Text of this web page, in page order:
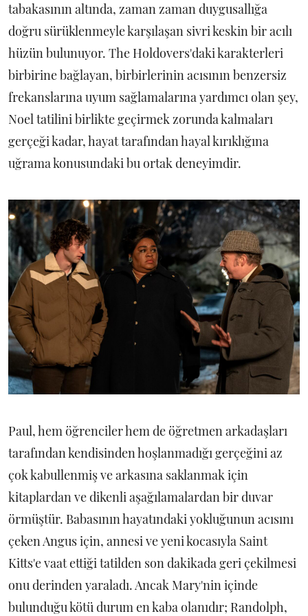
tabakasının altında, zaman zaman duygusallığa
doğru sürüklenmeyle karşılaşan sivri keskin bir acılı
hüzün bulunuyor. The Holdovers'daki karakterleri
birbirine bağlayan, birbirlerinin acısının benzersiz
frekanslarına uyum sağlamalarına yardımcı olan şey,
Noel tatilini birlikte geçirmek zorunda kalmaları
gerçeği kadar, hayat tarafından hayal kırıklığına
uğrama konusundaki bu ortak deneyimdir.
Paul, hem öğrenciler hem de öğretmen arkadaşları
tarafından kendisinden hoşlanmadığı gerçeğini az
çok kabullenmiş ve arkasına saklanmak için
kitaplardan ve dikenli aşağılamalardan bir duvar
örmüştür. Babasının hayatındaki yokluğunun acısını
çeken Angus için, annesi ve yeni kocasıyla Saint
Kitts'e vaat ettiği tatilden son dakikada geri çekilmesi
onu derinden yaraladı. Ancak Mary'nin içinde
bulunduğu kötü durum en kaba olanıdır; Randolph,